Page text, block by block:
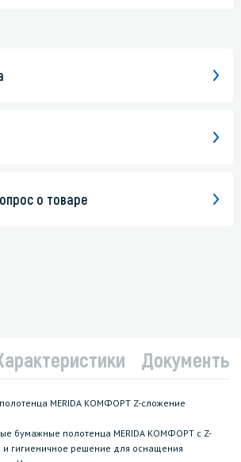
о товаре
Документы
MERIDA КОМФОРТ Z-сложение
бумажные полотенца MERIDA КОМФОРТ с Z-
гигиеничное решение для оснащения